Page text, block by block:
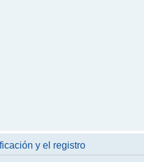
y el registro